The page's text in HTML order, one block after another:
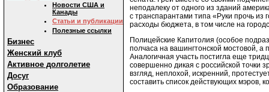
Новости США и
Канады
Статьи и публикации
Полезные ссылки
Бизнес
Женский клуб
Активное долголетие
Досуг
Образование
неподалеку от одного из зданий
с транспарантами типа «Руки прочь
расходы бюджета, в том числе на
Полицейские Капитолия (особое
полчаса на вашингтонской мостовой, а
Аналогичная участь постигла еще
совершенно дикая с российской точки
взгляд, неплохой, искренний,
составить список действующих мэров,